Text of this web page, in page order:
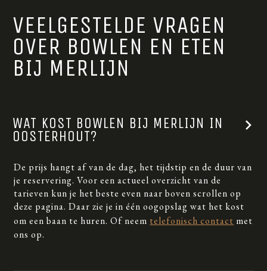
VEELGESTELDE VRAGEN
OVER BOWLEN EN ETEN
BIJ MERLIJN
WAT KOST BOWLEN BIJ MERLIJN IN
OOSTERHOUT?
De prijs hangt af van de dag, het tijdstip en de duur van
je reservering. Voor een actueel overzicht van de
tarieven kun je het beste even naar boven scrollen op
deze pagina. Daar zie je in één oogopslag wat het kost
om een baan te huren. Of neem telefonisch contact met
ons op.